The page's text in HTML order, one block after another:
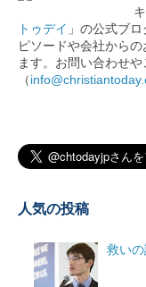
トゥデイ 」の公式ブ
ピソードや会社から
ます。お問い合わせ
（
人気の投稿
救い